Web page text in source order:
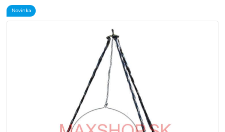
Novinka